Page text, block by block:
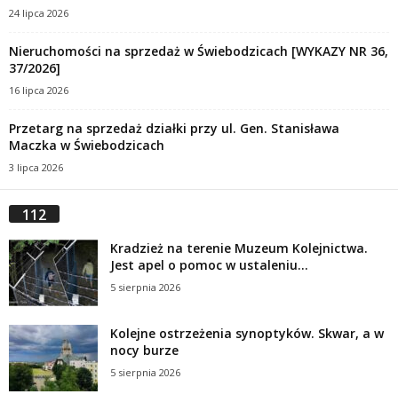
24 lipca 2026
Nieruchomości na sprzedaż w Świebodzicach [WYKAZY NR 36,
37/2026]
16 lipca 2026
Przetarg na sprzedaż działki przy ul. Gen. Stanisława
Maczka w Świebodzicach
3 lipca 2026
112
Kradzież na terenie Muzeum Kolejnictwa.
Jest apel o pomoc w ustaleniu...
5 sierpnia 2026
Kolejne ostrzeżenia synoptyków. Skwar, a w
nocy burze
5 sierpnia 2026